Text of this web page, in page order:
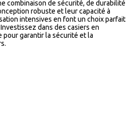
combinaison de sécurité, de durabilité
robuste et leur capacité à
intensives en font un choix parfait
dans des casiers en
garantir la sécurité et la